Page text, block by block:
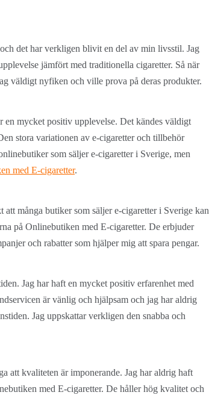
det har verkligen blivit en del av min livsstil. Jag
jämfört med traditionella cigaretter. Så när
väldigt nyfiken och ville prova på deras produkter.
en mycket positiv upplevelse. Det kändes väldigt
stora variationen av e-cigaretter och tillbehör
som säljer e-cigaretter i Sverige, men
med E-cigaretter.
att många butiker som säljer e-cigaretter i Sverige kan
på Onlinebutiken med E-cigaretter. De erbjuder
och rabatter som hjälper mig att spara pengar.
Jag har haft en mycket positiv erfarenhet med
är vänlig och hjälpsam och jag har aldrig
Jag uppskattar verkligen den snabba och
att kvaliteten är imponerande. Jag har aldrig haft
med E-cigaretter. De håller hög kvalitet och